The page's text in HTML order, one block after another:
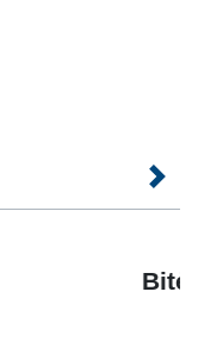
Kitas